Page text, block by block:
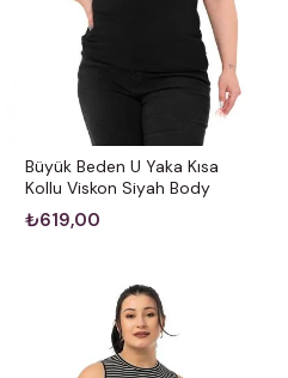
Büyük Beden U Yaka Kısa
Kollu Viskon Siyah Body
₺619,00